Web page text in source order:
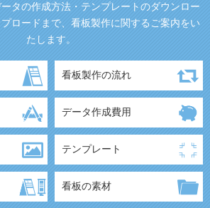
タの作成方法・テンプレートのダウンロー
ロードまで、看板製作に関するご案内をい
たします。
看板製作の流れ
データ作成費用
テンプレート
看板の素材